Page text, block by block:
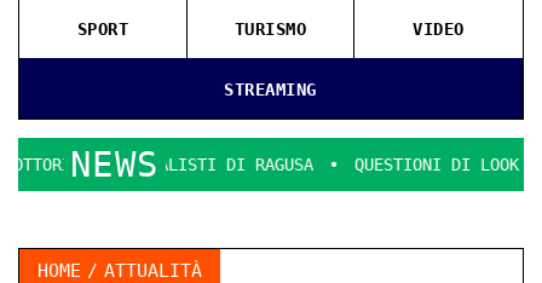
STREAMING
SPORT TURISMO VIDEO
NEWSDI RAGUSA QUESTIONI DI LOOK E DECENZA.
HOME ATTUALITÀ